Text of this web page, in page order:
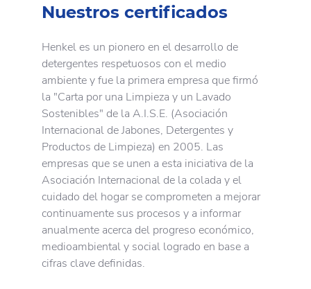
Nuestros certificados
Henkel es un pionero en el desarrollo de
detergentes respetuosos con el medio
ambiente y fue la primera empresa que firmó
la "Carta por una Limpieza y un Lavado
Sostenibles" de la A.I.S.E. (Asociación
Internacional de Jabones, Detergentes y
Productos de Limpieza) en 2005. Las
empresas que se unen a esta iniciativa de la
Asociación Internacional de la colada y el
cuidado del hogar se comprometen a mejorar
continuamente sus procesos y a informar
anualmente acerca del progreso económico,
medioambiental y social logrado en base a
cifras clave definidas.